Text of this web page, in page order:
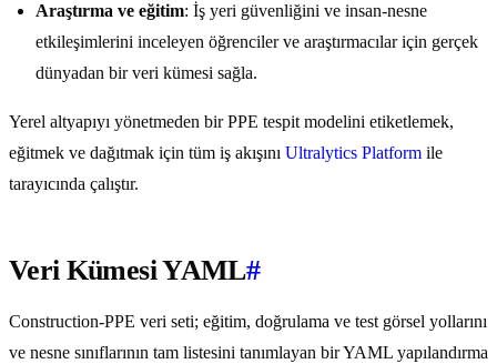
Araştırma ve eğitim: İş yeri güvenliğini ve insan-nesne
etkileşimlerini inceleyen öğrenciler ve araştırmacılar için gerçek
dünyadan bir veri kümesi sağla.
Yerel altyapıyı yönetmeden bir PPE tespit modelini etiketlemek,
eğitmek ve dağıtmak için tüm iş akışını Ultralytics Platform ile
tarayıcında çalıştır.
Veri Kümesi YAML#
Construction-PPE veri seti; eğitim, doğrulama ve test görsel yollarını
ve nesne sınıflarının tam listesini tanımlayan bir YAML yapılandırma